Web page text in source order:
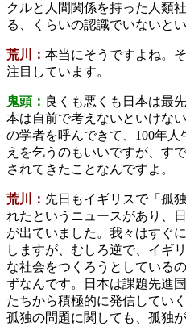
クルと人間関係を持った人類
る、くらいの認識でいないと
荒川： 本当にそうですよね。
注目しています。
鬼頭： 良くも悪くも日本は最
本は自前で考えないといけな
の学者を呼んできて、100年
えを乞うのもいいですが、す
されてきたことなんですよ。
荒川： 先日もイギリスで「孤
れたというニュースがあり、
が出ていました。我々はすぐ
しますが、むしろ逆で、イギ
な社会をつくろうとしている
ずなんです。日本は課題先進
たちから積極的に発信してい
孤独の問題に関しても、孤独